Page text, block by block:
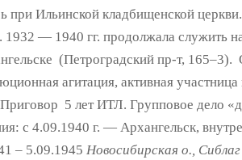
при Ильинской кладбищенской
1932 — 1940 гг. продолжала служить
(Петроградский пр-т,
агитация, активная
5 лет ИТЛ. Групповое дело
с 4.09.1940 г. — Архангельск,
– 5.09.1945 Новосибирская о.,